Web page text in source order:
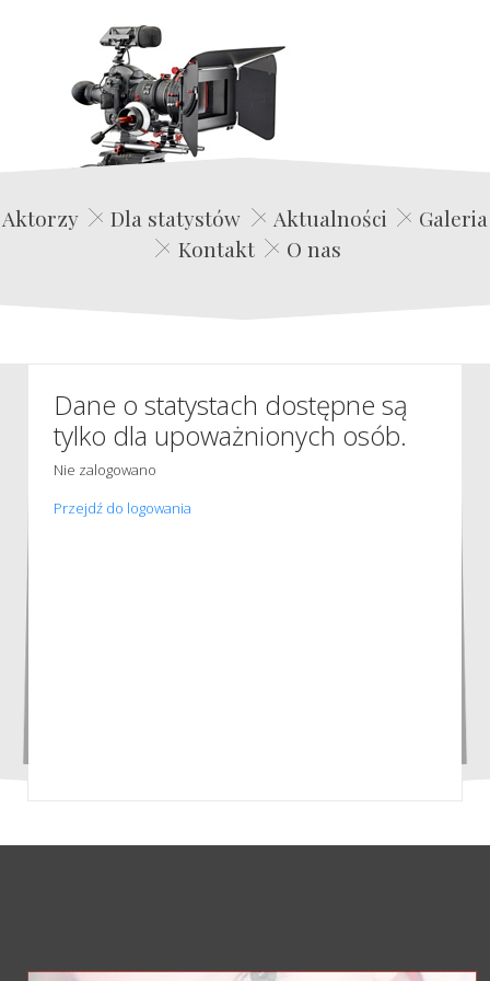
Edwin Film Agencja Aktorska
Aktorzy Dla statystów Aktualności
Galeria
Kontakt
O nas
Dane o statystach dostępne są
tylko dla upoważnionych osób.
Nie zalogowano
Przejdź do logowania